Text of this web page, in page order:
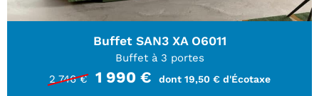
Buffet SAN3 XA O6011
Buffet à 3 portes
2 746 €
1 990 € dont 19,50 € d'Écotaxe